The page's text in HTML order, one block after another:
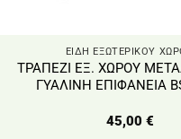
ΕΙΔΗ ΕΞΩΤΕΡΙΚΟΥ
ΤΡΑΠΕΖΙ ΕΞ. ΧΩΡΟΥ
ΓΥΑΛΙΝΗ ΕΠΙΦΑΝΕΙΑ
45,00 €